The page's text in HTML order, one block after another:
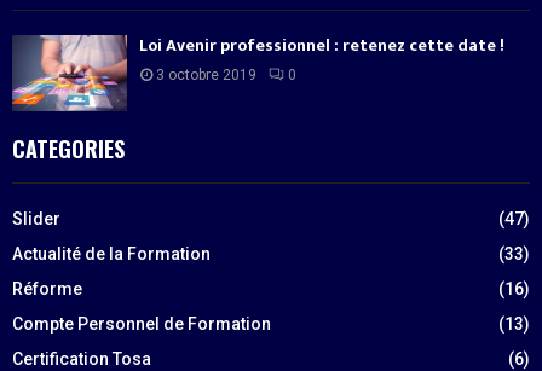
Loi Avenir professionnel : retenez cette date !
3 octobre 2019 0
CATEGORIES
Slider
(47)
Actualité de la Formation
(33)
Réforme
(16)
Compte Personnel de Formation
(13)
Certification Tosa
(6)